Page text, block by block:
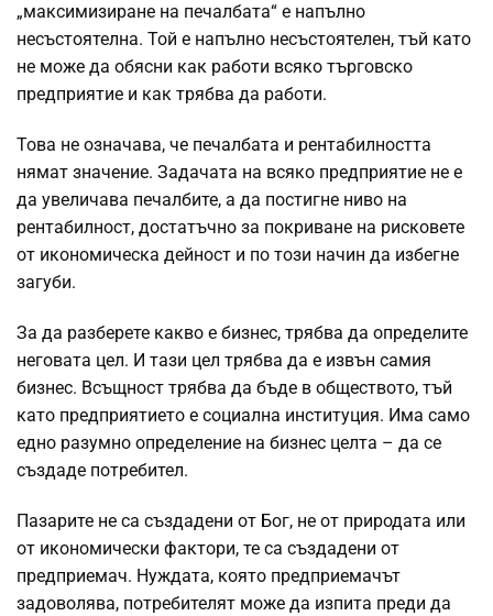
„максимизиране на печалбата“ е напълно
несъстоятелна. Той е напълно несъстоятелен, тъй като
не може да обясни как работи всяко търговско
предприятие и как трябва да работи.
Това не означава, че печалбата и рентабилността
нямат значение. Задачата на всяко предприятие не е
да увеличава печалбите, а да постигне ниво на
рентабилност, достатъчно за покриване на рисковете
от икономическа дейност и по този начин да избегне
загуби.
За да разберете какво е бизнес, трябва да определите
неговата цел. И тази цел трябва да е извън самия
бизнес. Всъщност трябва да бъде в обществото, тъй
като предприятието е социална институция. Има само
едно разумно определение на бизнес целта – да се
създаде потребител.
Пазарите не са създадени от Бог, не от природата или
от икономически фактори, те са създадени от
предприемач. Нуждата, която предприемачът
задоволява, потребителят може да изпита преди да